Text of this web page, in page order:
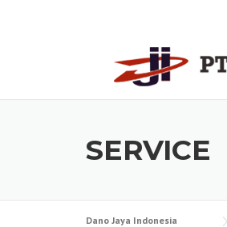
SERVICE
Dano Jaya Indonesia